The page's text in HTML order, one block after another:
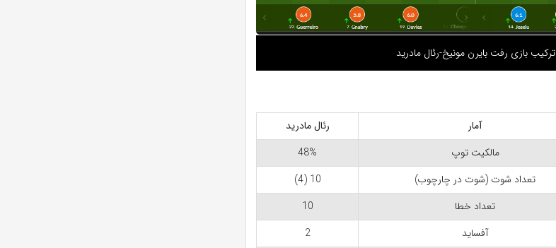
ترکیب بازی رفت بایرن مونیخ-رئال مادرید
آمار
رئال مادرید
مالکیت توپ
48%
تعداد شوت (شوت در چارچوب)
10 (4)
تعداد خطا
10
آفساید
2